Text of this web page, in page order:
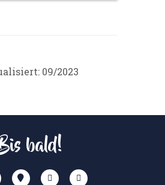
09/2023
bald!